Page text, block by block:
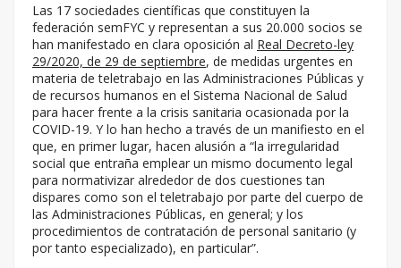
Las 17 sociedades científicas que constituyen la
federación semFYC y representan a sus 20.000 socios se
han manifestado en clara oposición al Real Decreto-ley
29/2020, de 29 de septiembre, de medidas urgentes en
materia de teletrabajo en las Administraciones Públicas y
de recursos humanos en el Sistema Nacional de Salud
para hacer frente a la crisis sanitaria ocasionada por la
COVID-19. Y lo han hecho a través de un manifiesto en el
que, en primer lugar, hacen alusión a “la irregularidad
social que entraña emplear un mismo documento legal
para normativizar alrededor de dos cuestiones tan
dispares como son el teletrabajo por parte del cuerpo de
las Administraciones Públicas, en general; y los
procedimientos de contratación de personal sanitario (y
por tanto especializado), en particular”.